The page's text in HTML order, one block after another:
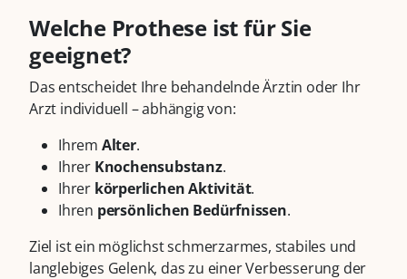
Welche Prothese ist für Sie
geeignet?
Das entscheidet Ihre behandelnde Ärztin oder Ihr
Arzt individuell – abhängig von:
Ihrem Alter.
Ihrer Knochensubstanz.
Ihrer körperlichenAktivität.
Ihren persönlichen Bedürfnissen.
Ziel ist ein möglichst schmerzarmes, stabiles und
langlebiges Gelenk, das zu einer Verbesserung der